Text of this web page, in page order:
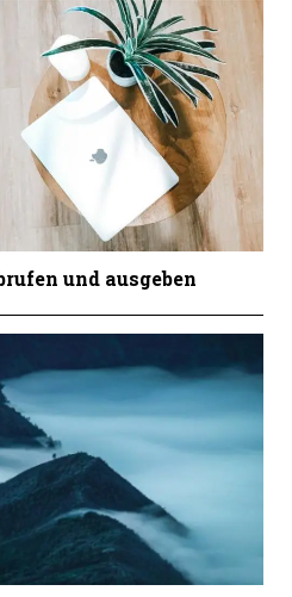
und ausgeben